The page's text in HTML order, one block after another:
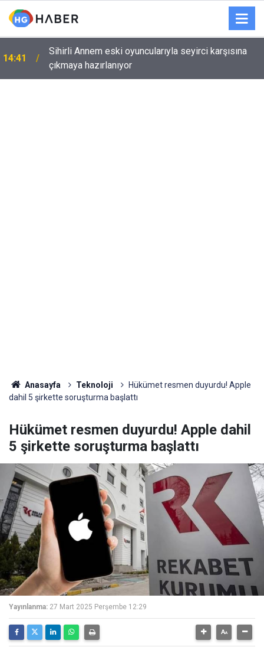
14:41
Sihirli Annem eski oyuncularıyla seyirci karşısına
çıkmaya hazırlanıyor
Anasayfa Teknoloji
Hükümet resmen duyurdu! Apple
dahil 5 şirkette soruşturma başlattı
Hükümet resmen duyurdu! Apple dahil
5 şirkette soruşturma başlattı
Yayınlanma: 27 Mart 2025 Perşembe 12:29